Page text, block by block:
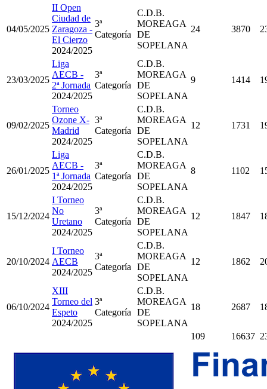
04/05/2025
II Open
Ciudad de
Zaragoza -
El Cierzo
2024/2025
3ª
Categoría
C.D.B.
MOREAGA
DE
SOPELANA
24 3870
23/03/2025
Liga
AECB -
2ª Jornada
2024/2025
3ª
Categoría
C.D.B.
MOREAGA
DE
SOPELANA
9 1414
09/02/2025
Torneo
Ozone X-
Madrid
2024/2025
3ª
Categoría
C.D.B.
MOREAGA
DE
SOPELANA
12 1731
26/01/2025
Liga
AECB -
1ª Jornada
2024/2025
3ª
Categoría
C.D.B.
MOREAGA
DE
SOPELANA
8 1102
15/12/2024
I Torneo
No
Uretano
2024/2025
3ª
Categoría
C.D.B.
MOREAGA
DE
SOPELANA
12 1847
20/10/2024
I Torneo
AECB
2024/2025
3ª
Categoría
C.D.B.
MOREAGA
DE
SOPELANA
12 1862
06/10/2024
XIII
Torneo del
Espeto
2024/2025
3ª
Categoría
C.D.B.
MOREAGA
DE
SOPELANA
18 2687
109 16637